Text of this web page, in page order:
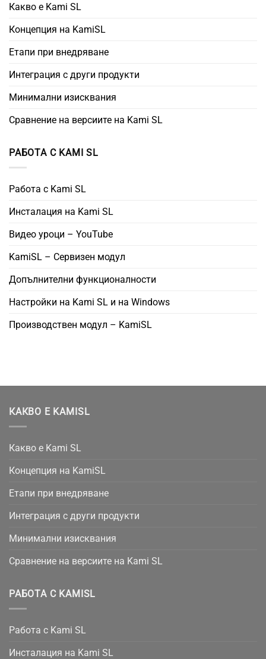
Какво е Kami SL
Концепция на KamiSL
Етапи при внедряване
Интеграция с други продукти
Минимални изисквания
Сравнение на версиите на Kami SL
РАБОТА С KAMI SL
Работа с Kami SL
Инсталация на Kami SL
Видео уроци – YouTube
KamiSL – Сервизен модул
Допълнителни функционалности
Настройки на Kami SL и на Windows
Производствен модул – KamiSL
КАКВО Е KAMISL
Какво е Kami SL
Концепция на KamiSL
Етапи при внедряване
Интеграция с други продукти
Минимални изисквания
Сравнение на версиите на Kami SL
РАБОТА С KAMISL
Работа с Kami SL
Инсталация на Kami SL